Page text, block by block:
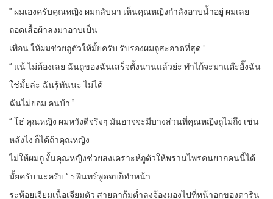
” ผมเองครับคุณหญิง ผมกลับมา เห็นคุณหญิงกำลังอาบน้ำอยู่ ผมเลย
ถอดเสื้อผ้าลงมาอาบเป็น
เพื่อน ให้ผมช่วยถูตัวให้มั้ยครับ รับรองผมถูสะอาดที่สุด ”
” แน้ ไม่ต้องเลย ฉันถูของฉันเสร็จตั้งนานแล้วย่ะ ทำไก้จะมาแต๊ะอั๊งฉัน
ใช่มั้ยล่ะ ฉันรู้ทันนะ ไม่ได้
ฉันไม่ยอม คนบ้า ”
” โธ่ คุณหญิง ผมหวังดีจริงๆ มันอาจจะมีบางส่วนที่คุณหญิงถูไม่ถึง เช่น
หลังไง ก็ได้ถ้าคุณหญิง
ไม่ให้ผมถู งั้นคุณหญิงช่วยสงเคราะห์ถูตัวให้พรานไพรคนยากคนนี้ได้
มั้ยครับ นะครับ ” รพินทร์พูดจบก็ทำหน้า
ระห้อยเจียมเนื้อเจียมตัว สายตาก้มต่ำลงจ้องมองไปที่หน้าอกของดาริน